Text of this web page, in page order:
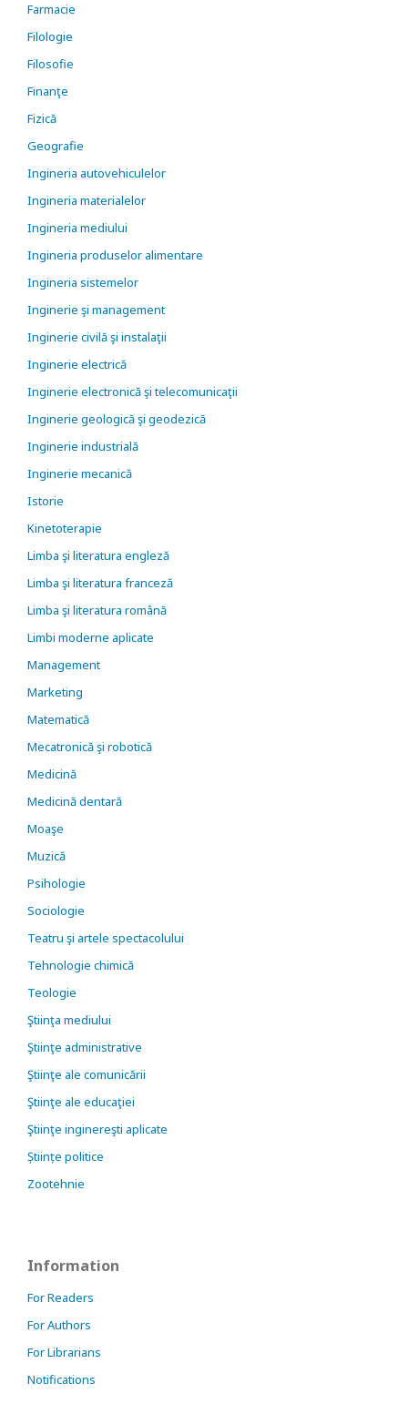
Farmacie
Filologie
Filosofie
Finanţe
Fizică
Geografie
Ingineria autovehiculelor
Ingineria materialelor
Ingineria mediului
Ingineria produselor alimentare
Ingineria sistemelor
Inginerie şi management
Inginerie civilă şi instalaţii
Inginerie electrică
Inginerie electronică şi telecomunicaţii
Inginerie geologică şi geodezică
Inginerie industrială
Inginerie mecanică
Istorie
Kinetoterapie
Limba şi literatura engleză
Limba şi literatura franceză
Limba şi literatura română
Limbi moderne aplicate
Management
Marketing
Matematică
Mecatronică şi robotică
Medicină
Medicină dentară
Moaşe
Muzică
Psihologie
Sociologie
Teatru şi artele spectacolului
Tehnologie chimică
Teologie
Ştiinţa mediului
Ştiinţe administrative
Ştiinţe ale comunicării
Ştiinţe ale educaţiei
Ştiinţe inginereşti aplicate
Științe politice
Zootehnie
Information
For Readers
For Authors
For Librarians
Notifications